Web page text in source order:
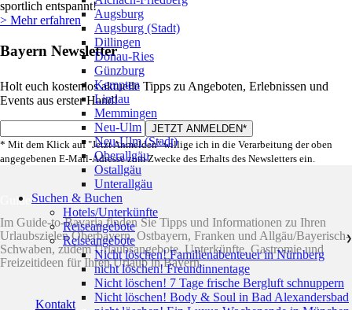
sportlich entspannt!
> Mehr erfahren
Bayern Newsletter
Holt euch kostenlos aktuelle Tipps zu Angeboten, Erlebnissen und
Events aus erster Hand!
* Mit dem Klick auf "Jetzt Anmelden" willige ich in die Verarbeitung der oben
angegebenen E-Mail-Adresse zum Zwecke des Erhalts des Newsletters ein.
GuideToBavaria
Im Guide-to-Bavaria finden Sie Tipps und Informationen zu Ihren
Urlaubszielen Oberbayern, Ostbayern, Franken und Allgäu/Bayerisch-
Schwaben, zudem Urlaubsangebote, Unterkünfte, Gastromie und
Freizeitideen für Ihren Urlaub in Bayern.
Kontakt
Augsburg
Augsburg (Stadt)
Dillingen
Donau-Ries
Günzburg
Kempten
Lindau
Memmingen
Neu-Ulm
Neu-Ulm (Stadt)
Oberallgäu
Ostallgäu
Unterallgäu
Suchen & Buchen
Hotels/Unterkünfte
Reiseangebote
Reiseangebote
❯
Nicht löschen! Familienabenteuer in Nürnberg
nicht löschen! Freundinnentage
Nicht löschen! 7 Tage frische Bergluft schnuppern
Nicht löschen! Body & Soul in Bad Alexandersbad